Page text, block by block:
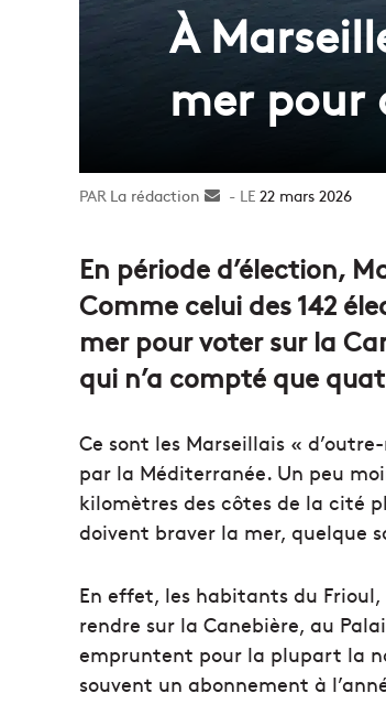
À
mer pour
La rédaction
Envoyer22 mars 2026
En période d’élection,
Comme celui des 142
mer pour voter sur la
qui n’a compté que
Ce sont les Marseillais «
par la Méditerranée. Un peu
kilomètres des côtes de la cité
doivent braver la mer, quelque
En effet, les habitants du
rendre sur la Canebière, au
empruntent pour la plupart la
souvent un abonnement à